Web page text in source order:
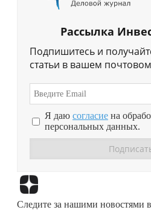
Рассылка
Подпишитесь и
статьи в вашем
Я даю согласие на
персональных данных.
Следите за нашими новостями